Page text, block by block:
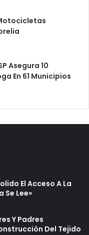
Asegura 10
En 61 Municipios
El Acceso A La
Se Lee»
Y Padres
Del Tejido